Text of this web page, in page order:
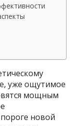
уже ощутимое
мощным
новой